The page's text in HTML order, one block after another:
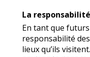
La
En tant que
responsabilité
lieux qu’ils